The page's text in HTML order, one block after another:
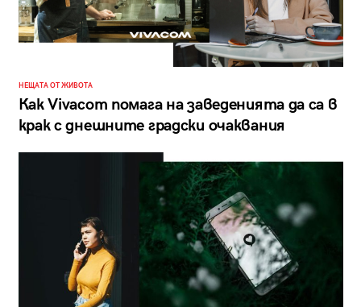
НЕЩАТА ОТ ЖИВОТА
Как Vivacom помага на заведенията да са в
крак с днешните градски очаквания